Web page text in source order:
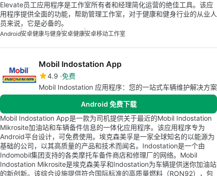
Elevate员工应用程序是工作室所有者和经理简化运营的绝佳工具。该应
用程序提供全面的功能，帮助管理工作室，对于健康和健身行业的从业人
员来说，它是必备的。
Android安卓健康与健身安卓健康安卓移动工作室
Mobil Indostation App
4.9 免费
Mobil Indostation 应用程序：您的一站式车辆维护解决方案
Android 免费下载
Mobil Indostation App是一款为司机提供关于最近的Mobil Indostation
Mikrosite加油站和车辆备件信息的一体化应用程序。该应用程序专为
Android平台设计，可免费使用。埃克森美孚是一家全球知名的以能源为
基础的公司，以其高质量的产品和技术而闻名。Indostation是一个由
Indomobil集团支持的各类摩托车备件商店和修理厂的网络。Mobil
Indostation Mikrosite是埃克森美孚和Indostation为车辆提供迷你加油站
的新创新。该综合设施提供符合国际标准的高质量燃料（RON92），包